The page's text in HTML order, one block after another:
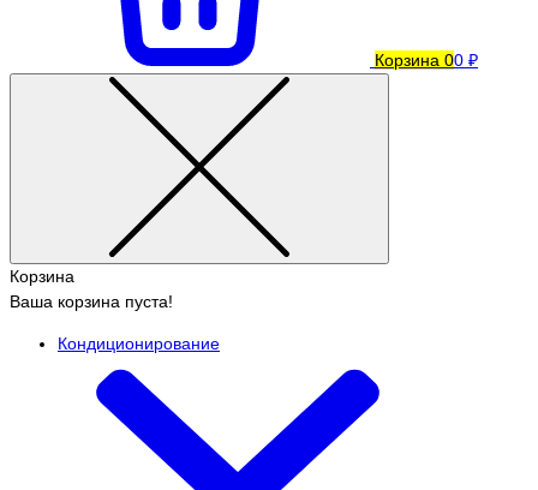
Корзина 00 ₽
Корзина
Ваша корзина пуста!
Кондиционирование